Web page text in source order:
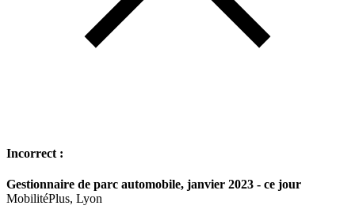
Incorrect :
Gestionnaire de parc automobile, janvier 2023 - ce jour
MobilitéPlus, Lyon